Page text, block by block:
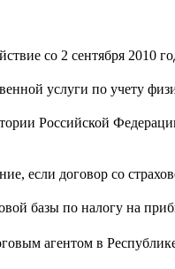
со 2 сентября 2010
услуги по учету
Российской
если договор со
базы по налогу на
агентом в